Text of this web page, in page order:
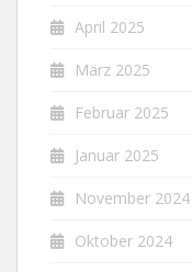
April 2025
März 2025
Februar 2025
Januar 2025
November 2024
Oktober 2024